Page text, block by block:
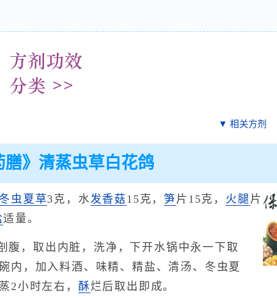
▼ 相关方剂
膳》清蒸虫草白花鸽
冬虫夏草3克，水发香菇 15克， 笋片15克， 火腿 片
适量。
腹，取出内脏，洗净，下开水锅中永一下取
内，加入料酒、味精、精盐、清汤、冬虫夏
2小时左右， 酥烂后取出即成。